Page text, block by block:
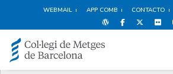
WEBMAIL APP COMB CONTACTO